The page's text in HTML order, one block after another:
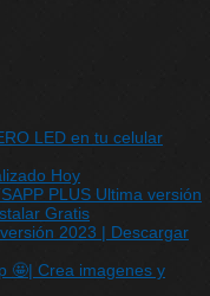
LED en tu celular
Hoy
PLUS Ultima versión
Gratis
2023 | Descargar
🤩| Crea imagenes y